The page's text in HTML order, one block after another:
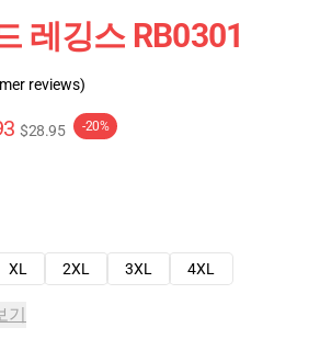
레깅스 RB0301
reviews)
$28.95 -20%
XL 2XL 3XL 4XL
기